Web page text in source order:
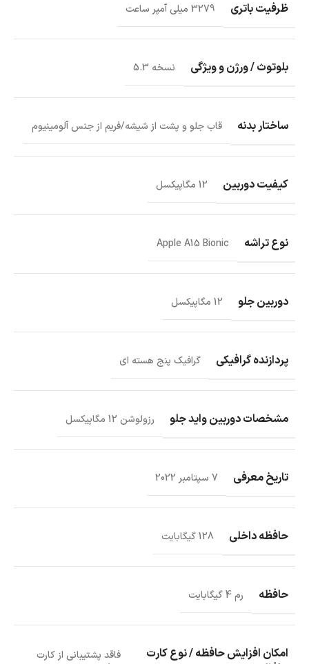
ظرفیت باتری 3279 میلی آمپر ساعت
بلوتوث / ورژن و ویژگی نسخه 5.3
ساختار بدنه قاب جلو و پشت از شیشه/فریم از جنس آلومینیوم
کیفیت دوربین 12 مگاپیکسل
نوع تراشه Apple A15 Bionic
دوربین جلو 12 مگاپیکسل
پردازنده گرافیکی گرافیک پنج هسته ای
مشخصات دوربین واید جلو رزولوشن 12 مگاپیکسل
تاریخ معرفی 7 سپتامبر 2022
حافظه داخلی 128 گیگابایت
حافظه رم 4 گیگابایت
امکان افزایش حافظه / نوع کارت
فاقد پشتیبانی از کارت